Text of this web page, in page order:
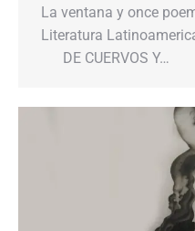
La ventana y once
Literatura
DE CUERVOS Y…